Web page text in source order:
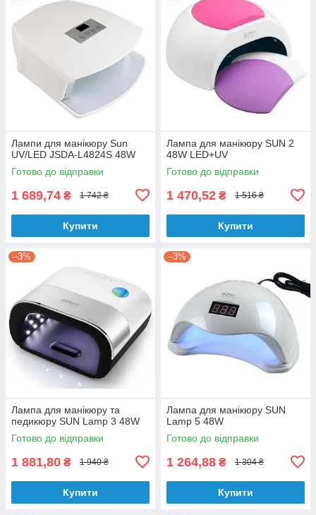
Лампи для манікюру Sun
UV/LED JSDA-L4824S 48W
Готово до відправки
1 689,74 ₴ 1 742 ₴
Купити
Лампа для манікюру SUN 2
48W LED+UV
Готово до відправки
1 470,52 ₴ 1 516 ₴
Купити
–3%
Лампа для манікюру та
педикюру SUN Lamp 3 48W
Готово до відправки
1 881,80 ₴ 1 940 ₴
Купити
–3%
Лампа для манікюру SUN
Lamp 5 48W
Готово до відправки
1 264,88 ₴ 1 304 ₴
Купити